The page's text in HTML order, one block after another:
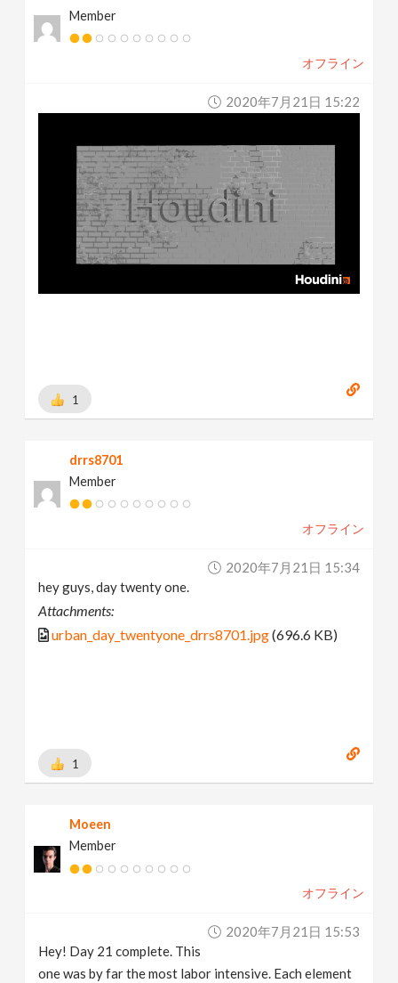
Member
オフライン
2020年7月21日 15:22
1
drrs8701
Member
オフライン
2020年7月21日 15:34
hey guys, day twenty one.
Attachments:
urban_day_twentyone_drrs8701.jpg(696.6 KB)
1
Moeen
Member
オフライン
2020年7月21日 15:53
Hey! Day 21 complete. This
one was by far the most labor intensive. Each element